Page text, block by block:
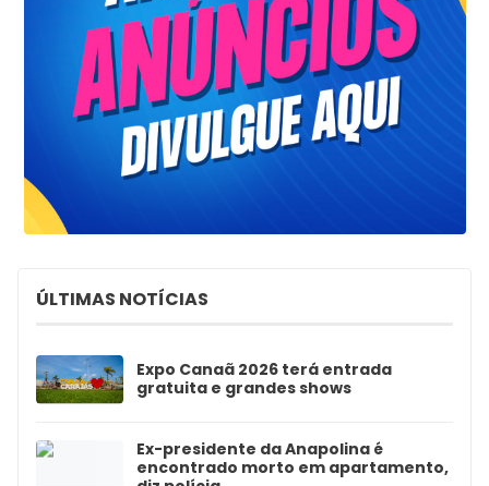
ÚLTIMAS NOTÍCIAS
Expo Canaã 2026 terá entrada
gratuita e grandes shows
Ex-presidente da Anapolina é
encontrado morto em apartamento,